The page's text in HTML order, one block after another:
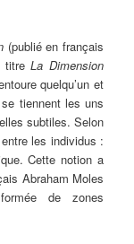
(publié en français
titreLa Dimension
quelqu’un et
tiennent les uns
subtiles. Selon
les individus :
Cette notion a
Abraham Moles
de zones